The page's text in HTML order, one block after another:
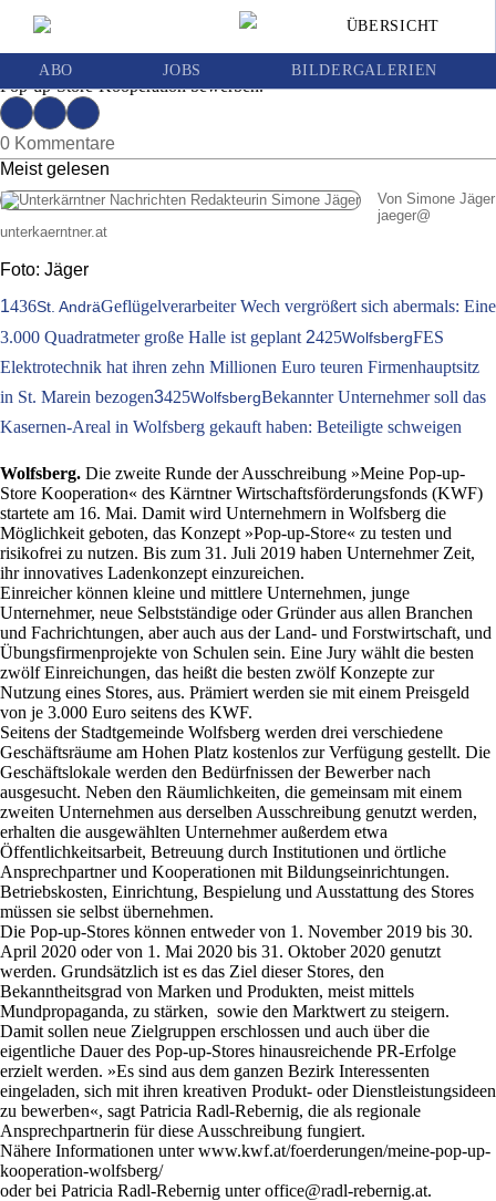
ÜBERSICHT
ABO JOBS BILDERGALERIEN
Die beste Konzepte gewinnen
Ausgabe | Mittwoch, 22. Mai 2019
Gründer und Unternehmer können sich bis zum 31. Juli 2019 für die
Pop-up-Store-Kooperation bewerben.
0 Kommentare
Meist gelesen
Von Simone Jäger
jaeger@
unterkaerntner.at
Foto: Jäger
1436St. AndräGeflügelverarbeiter Wech vergrößert sich abermals: Eine
3.000 Quadratmeter große Halle ist geplant 2425WolfsbergFES
Elektrotechnik hat ihren zehn Millionen Euro teuren Firmenhauptsitz
in St. Marein bezogen3425WolfsbergBekannter Unternehmer soll das
Kasernen-Areal in Wolfsberg gekauft haben: Beteiligte schweigen
Wolfsberg. Die zweite Runde der Ausschreibung »Meine Pop-up-
Store Kooperation« des Kärntner Wirtschaftsförderungsfonds (KWF)
startete am 16. Mai. Damit wird Unternehmern in Wolfsberg die
Möglichkeit geboten, das Konzept »Pop-up-Store« zu testen und
risikofrei zu nutzen. Bis zum 31. Juli 2019 haben Unternehmer Zeit,
ihr innovatives Ladenkonzept einzureichen.
Einreicher können kleine und mittlere Unternehmen, junge
Unternehmer, neue Selbstständige oder Gründer aus allen Branchen
und Fachrichtungen, aber auch aus der Land- und Forstwirtschaft, und
Übungsfirmenprojekte von Schulen sein. Eine Jury wählt die besten
zwölf Einreichungen, das heißt die besten zwölf Konzepte zur
Nutzung eines Stores, aus. Prämiert werden sie mit einem Preisgeld
von je 3.000 Euro seitens des KWF.
Seitens der Stadtgemeinde Wolfsberg werden drei verschiedene
Geschäftsräume am Hohen Platz kostenlos zur Verfügung gestellt. Die
Geschäftslokale werden den Bedürfnissen der Bewerber nach
ausgesucht. Neben den Räumlichkeiten, die gemeinsam mit einem
zweiten Unternehmen aus derselben Ausschreibung genutzt werden,
erhalten die ausgewählten Unternehmer außerdem etwa
Öffentlichkeitsarbeit, Betreuung durch Institutionen und örtliche
Ansprechpartner und Kooperationen mit Bildungseinrichtungen.
Betriebskosten, Einrichtung, Bespielung und Ausstattung des Stores
müssen sie selbst übernehmen.
Die Pop-up-Stores können entweder von 1. November 2019 bis 30.
April 2020 oder von 1. Mai 2020 bis 31. Oktober 2020 genutzt
werden. Grundsätzlich ist es das Ziel dieser Stores, den
Bekanntheitsgrad von Marken und Produkten, meist mittels
Mundpropaganda, zu stärken, sowie den Marktwert zu steigern.
Damit sollen neue Zielgruppen erschlossen und auch über die
eigentliche Dauer des Pop-up-Stores hinausreichende PR-Erfolge
erzielt werden. »Es sind aus dem ganzen Bezirk Interessenten
eingeladen, sich mit ihren kreativen Produkt- oder Dienstleistungsideen
zu bewerben«, sagt Patricia Radl-Rebernig, die als regionale
Ansprechpartnerin für diese Ausschreibung fungiert.
Nähere Informationen unter www.kwf.at/foerderungen/meine-pop-up-
kooperation-wolfsberg/
oder bei Patricia Radl-Rebernig unter office@radl-rebernig.at.